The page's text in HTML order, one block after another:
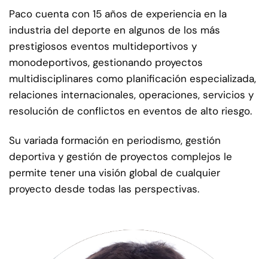
Paco cuenta con 15 años de experiencia en la
industria del deporte en algunos de los más
prestigiosos eventos multideportivos y
monodeportivos, gestionando proyectos
multidisciplinares como planificación especializada,
relaciones internacionales, operaciones, servicios y
resolución de conflictos en eventos de alto riesgo.
Su variada formación en periodismo, gestión
deportiva y gestión de proyectos complejos le
permite tener una visión global de cualquier
proyecto desde todas las perspectivas.